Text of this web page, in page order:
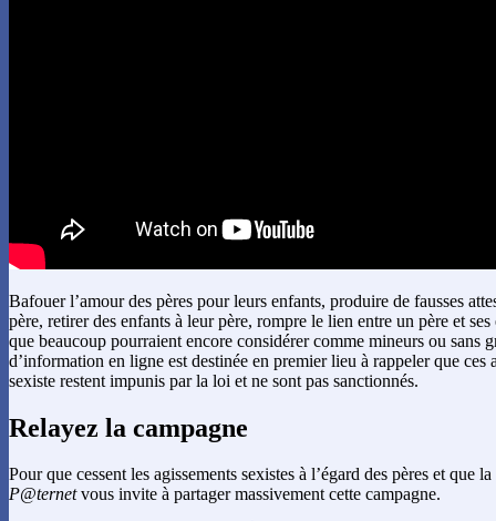
Bafouer l’amour des pères pour leurs enfants, produire de fausses
père, retirer des enfants à leur père, rompre le lien entre un père et ses
que beaucoup pourraient encore considérer comme mineurs ou sans
d’information en ligne est destinée en premier lieu à rappeler que ces
sexiste restent impunis par la loi et ne sont pas sanctionnés.
Relayez la campagne
Pour que cessent les agissements sexistes à l’égard des pères et que
P@ternetvous invite à partager massivement cette campagne.